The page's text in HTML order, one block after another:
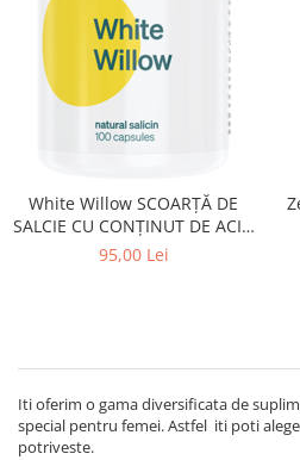
White Willow SCOARŢĂ DE
SALCIE CU CONŢINUT DE ACID
SALICILIC.
95,00 Lei
Iti oferim o gama diversificata de
special pentru femei. Astfel iti poti
potriveste.